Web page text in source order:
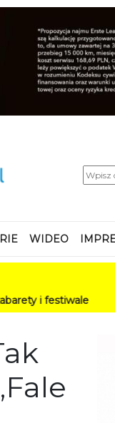
WIDEO